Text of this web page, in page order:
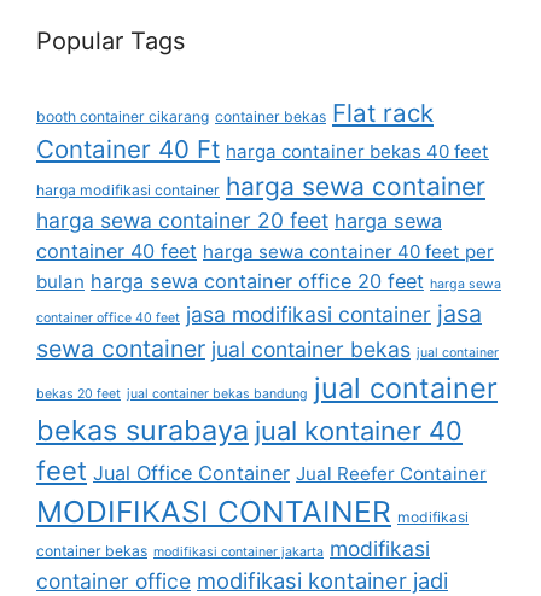
Popular Tags
booth container cikarang container bekas Flat rack
Container 40 Ft harga container bekas 40 feet
harga modifikasi container harga sewa container
harga sewa container 20 feet harga sewa
container 40 feet harga sewa container 40 feet per
bulan harga sewa container office 20 feet harga sewa
container office 40 feet jasa modifikasi container jasa
sewa container jual container bekas jual container
bekas 20 feet jual container bekas bandung jual container
bekas surabaya jual kontainer 40
feet Jual Office Container Jual Reefer Container
MODIFIKASI CONTAINER modifikasi
container bekas modifikasi container jakarta modifikasi
container office modifikasi kontainer jadi